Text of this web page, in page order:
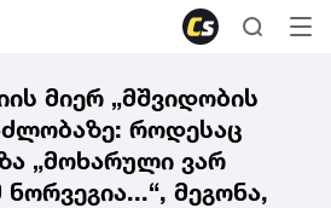
მიერ „მშვიდობის
როდესაც
„მოხარული ვარ
მეგონა,